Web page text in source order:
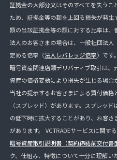
証拠金の大部分又はそのすべてを失うこ
ため、証拠金等の額を上回る損失が発
額の当該証拠金等の額に対する比率は、
法人のお客さまの場合は、一般社団法
定める倍率（法人レバレッジ倍率）です。
暗号資産関連店頭デリバティブ取引は
資産の価格変動により損失が生じる場合
当社の提示するお客さまによる買付価
（スプレッド）があります。スプレッ
の低下時に拡大することがあり、お客
があります。 VCTRADEサービスに関す
暗号資産取引説明書（契約締結前交付書
ク、仕組み、特徴について十分に理解